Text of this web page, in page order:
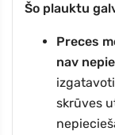
Šo plauktu
Preces
nav
skrūves